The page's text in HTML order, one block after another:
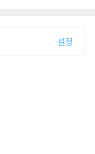
설정